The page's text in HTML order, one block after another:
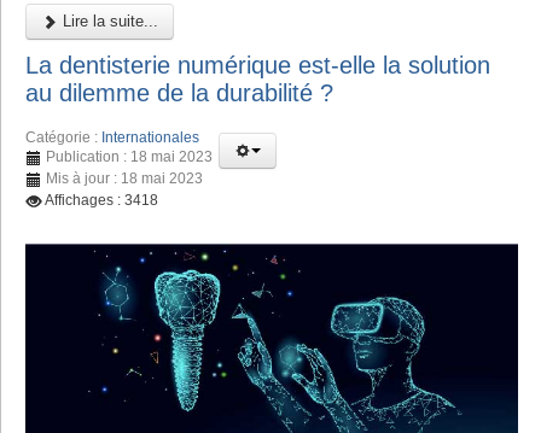
Lire la suite...
La dentisterie numérique est-elle la solution
au dilemme de la durabilité ?
Catégorie : Internationales
Publication : 18 mai 2023
Mis à jour : 18 mai 2023
Affichages : 3418